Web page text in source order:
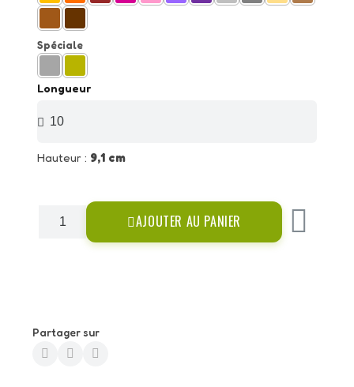
Spéciale
Longueur
Hauteur : 9,1 cm
AJOUTER AU PANIER
Partager sur